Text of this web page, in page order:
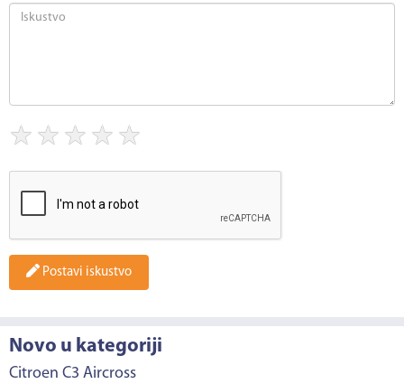
★ ★ ★ ★ ★
Postavi iskustvo
Novo u kategoriji
Citroen C3 Aircross